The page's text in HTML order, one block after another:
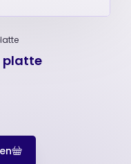
platte